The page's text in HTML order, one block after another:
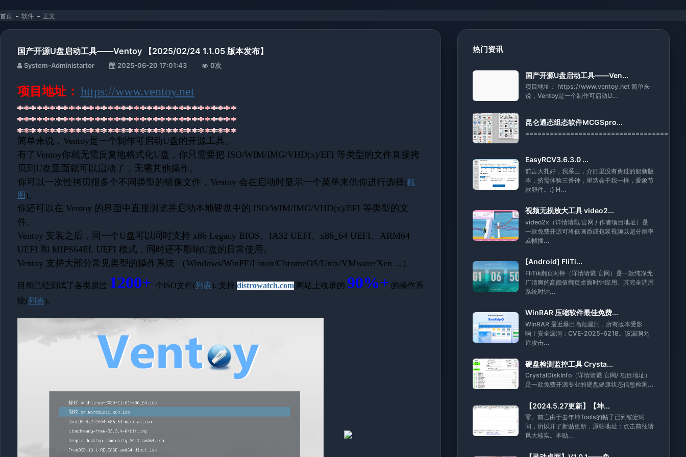
首页 软件 正文
国产开源U盘启动工具——Ventoy 【2025/02/24 1.1.05 版本发布】
System-Administartor 2025-06-20 17:01:43 0次
项目地址： https://www.ventoy.net
简单来说，Ventoy是一个制作可启动U盘的开源工具。
有了Ventoy你就无需反复地格式化U盘，你只需要把 ISO/WIM/IMG/VHD(x)/EFI 等类型的文件直接拷
贝到U盘里面就可以启动了，无需其他操作。
你可以一次性拷贝很多个不同类型的镜像文件，Ventoy 会在启动时显示一个菜单来供你进行选择(截
图 )。
你还可以在 Ventoy 的界面中直接浏览并启动本地硬盘中的 ISO/WIM/IMG/VHD(x)/EFI 等类型的文
件。
Ventoy 安装之后，同一个U盘可以同时支持 x86 Legacy BIOS、IA32 UEFI、x86_64 UEFI、ARM64
UEFI 和 MIPS64EL UEFI 模式，同时还不影响U盘的日常使用。
Ventoy 支持大部分常见类型的操作系统 （Windows/WinPE/Linux/ChromeOS/Unix/VMware/Xen ...）
目前已经测试了各类超过 1200+ 个ISO文件(列表). 支持 distrowatch.com 网站上收录的 90%+ 的操作系
统(列表)。
热门资讯
国产开源U盘启动工具——Ven...
项目地址： https://www.ventoy.net 简单来
说，Ventoy是一个制作可启动U...
昆仑通态组态软件MCGSpro...
EasyRCV3.6.3.0 ...
前言大扎好，我系三，介四里没有勇过的船新版
本，挤需体验三番钟，里造会干我一样，爱象节
款卵件。:) H...
视频无损放大工具 video2...
video2x（详情请戳 官网 / 作者项目地址）是
一款免费开源可将低画质或包浆视频以超分辨率
或帧插...
[Android] FliTi...
FliTik翻页时钟（详情请戳 官网）是一款纯净无
广清爽的高颜值翻页桌面时钟应用。其完全调用
系统时钟...
WinRAR 压缩软件最佳免费...
WinRAR 最近爆出高危漏洞，所有版本受影
响！安全漏洞：CVE-2025-6218。该漏洞允
许攻击...
硬盘检测监控工具 Crysta...
CrystalDiskInfo（详情请戳 官网/ 项目地址）
是一款免费开源专业的硬盘健康状态信息检测...
【2024.5.27更新】【坤...
零、前言由于去年坤Tools的帖子已到锁定时
间，所以开了新贴更新，原帖地址：点击前往请
风大核实。本贴...